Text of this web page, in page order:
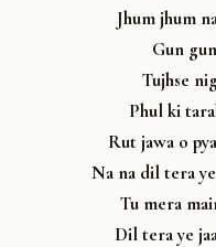
Jhum jhum
Gun
Tujhse
Phul ki
Rut jawa o
Na na dil tera
Tu mera
Dil tera ye